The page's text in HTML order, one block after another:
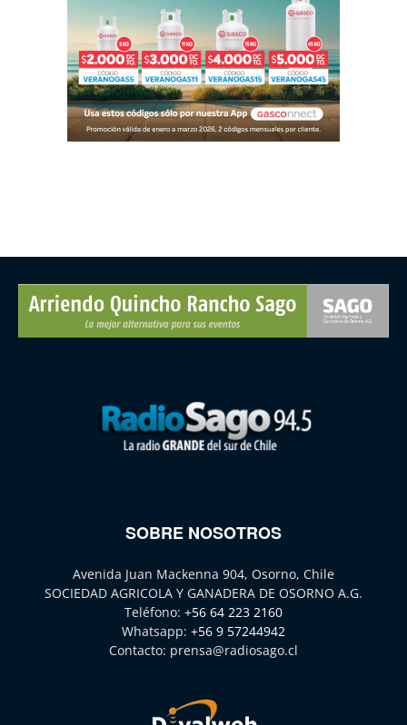
SOBRE NOSOTROS
Avenida Juan Mackenna 904, Osorno, Chile
SOCIEDAD AGRICOLA Y GANADERA DE OSORNO A.G.
Teléfono: +56 64 223 2160
Whatsapp: +56 9 57244942
Contacto: prensa@radiosago.cl